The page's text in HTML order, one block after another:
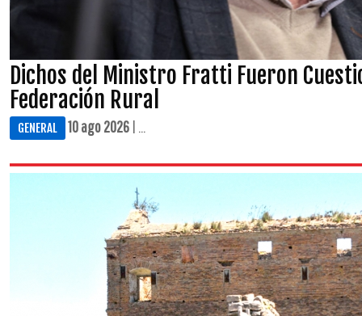
Dichos del Ministro Fratti Fueron
Federación Rural
GENERAL 10 ago 2026 | ...